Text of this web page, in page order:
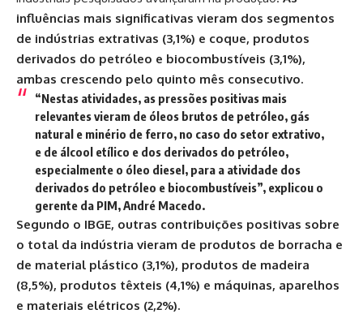
influências mais significativas vieram dos segmentos
de indústrias extrativas (3,1%) e coque, produtos
derivados do petróleo e biocombustíveis (3,1%),
ambas crescendo pelo quinto mês consecutivo.
“Nestas atividades, as pressões positivas mais
relevantes vieram de óleos brutos de petróleo, gás
natural e minério de ferro, no caso do setor extrativo,
e de álcool etílico e dos derivados do petróleo,
especialmente o óleo diesel, para a atividade dos
derivados do petróleo e biocombustíveis”, explicou o
gerente da PIM, André Macedo.
Segundo o IBGE, outras contribuições positivas sobre
o total da indústria vieram de produtos de borracha e
de material plástico (3,1%), produtos de madeira
(8,5%), produtos têxteis (4,1%) e máquinas, aparelhos
e materiais elétricos (2,2%).